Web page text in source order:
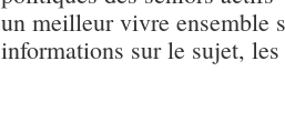
un meilleur vivre ensemble
informations sur le sujet,